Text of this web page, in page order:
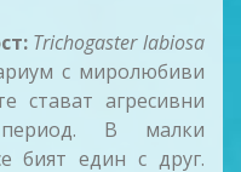
Trichogaster labiosa
с миролюбиви
стават агресивни
период. В малки
бият един с друг.